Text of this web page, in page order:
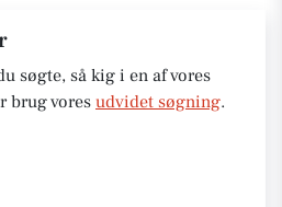
søgte, så kig i en af vores
brug vores udvidet søgning.